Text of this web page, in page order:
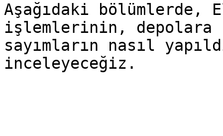
Aşağıdaki bölümlerde,
işlemlerinin, depolara
sayımların nasıl